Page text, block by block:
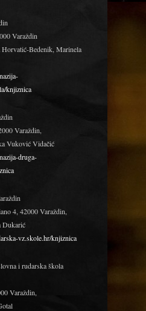
Varaždin
Bedenik, Marinela
knjiznica
Varaždin,
Vuković Vidačić
druga-
4, 42000 Varaždin,
Dukarić
vz.skole.hr/knjiznica
i rudarska škola
Varaždin,